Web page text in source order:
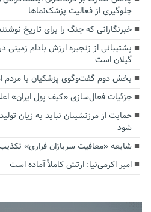
جلوگیری از فعالیت پزشک‌نماها
خبرنگارانی که جنگ را برای تاریخ
پشتیبانی از زنجیره ارزش بادام
گیلان است
بخش دوم گفت‌وگوی پزشکیان با
جزئیات فعال‌سازی «کیف پول ایران»
حمایت از مرزنشینان نباید به زیان
شود
شایعه «معافیت سربازان فراری»
امیر اکرمی‌نیا: ارتش کاملاً آماده است